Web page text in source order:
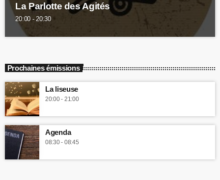
La Parlotte des Agités
20:00 - 20:30
Prochaines émissions
La liseuse
20:00 - 21:00
Agenda
08:30 - 08:45